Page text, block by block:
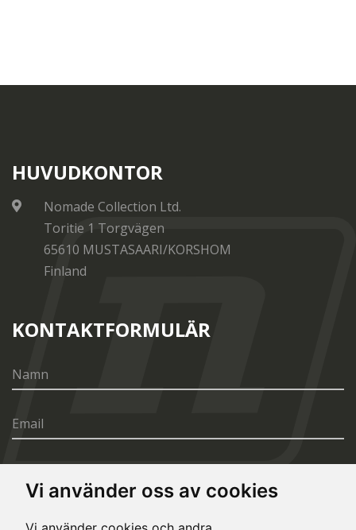
Vi använder oss av cookies
HUVUDKONTOR
Nomade Collection Ltd.
Toritie 1 Torgvägen
65610 MUSTASAARI/KORSHOM
Finland
KONTAKTFORMULÄR